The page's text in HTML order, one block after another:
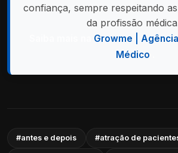
confiança, sempre respeitando
da profissão
Growme |
Médico
#antes e depois #atração de